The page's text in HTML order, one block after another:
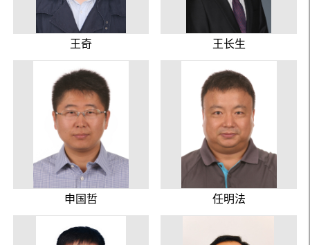
王奇 王长生
申国哲 任明法